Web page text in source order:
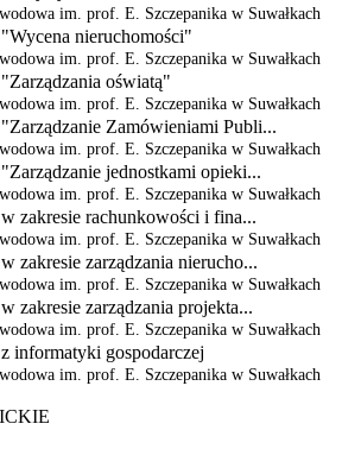
im. prof. E. Szczepanika w Suwałkach
nieruchomości"
im. prof. E. Szczepanika w Suwałkach
oświatą"
im. prof. E. Szczepanika w Suwałkach
Zamówieniami Publi...
im. prof. E. Szczepanika w Suwałkach
jednostkami opieki...
im. prof. E. Szczepanika w Suwałkach
zakresie rachunkowości i fina...
im. prof. E. Szczepanika w Suwałkach
zakresie zarządzania nierucho...
im. prof. E. Szczepanika w Suwałkach
zakresie zarządzania projekta...
im. prof. E. Szczepanika w Suwałkach
informatyki gospodarczej
im. prof. E. Szczepanika w Suwałkach